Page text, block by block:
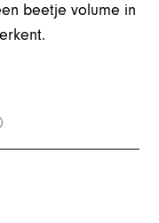
beetje volume in